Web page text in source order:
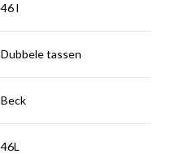
46 l
Dubbele tassen
Beck
46L